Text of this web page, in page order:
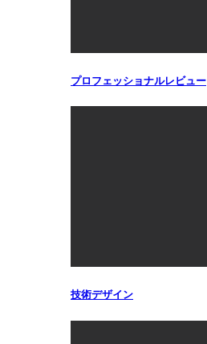
プロフェッショナルレビュー
技術デザイン